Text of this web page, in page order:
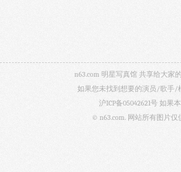
n63.com 明星写真馆 共享给大
如果您未找到想要的演员/歌手/
沪ICP备05042621号 如果
© n63.com. 网站所有图片